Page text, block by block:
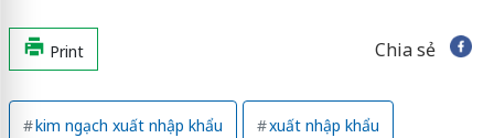
Print Chia sẻ
kim ngạch xuất nhập khẩu xuất nhập khẩu